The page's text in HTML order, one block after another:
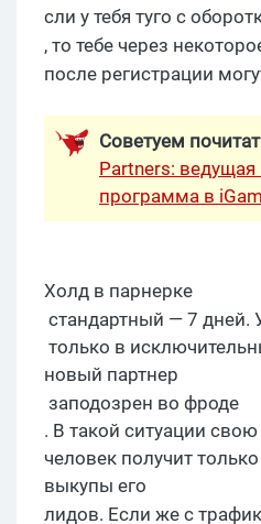
сли у тебя туго с
, то тебе через
после регистрации
Советуем
Partners: ведущая
программа в
Холд в парнерке
стандартный — 7 дней.
только в
новый партнер
заподозрен во фроде
. В такой ситуации
человек получит
выкупы его
лидов. Если же с